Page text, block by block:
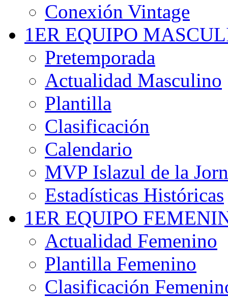
Conexión Vintage
1ER EQUIPO
Pretemporada
Actualidad Masculino
Plantilla
Clasificación
Calendario
MVP Islazul de la
Estadísticas Históricas
1ER EQUIPO
Actualidad Femenino
Plantilla Femenino
Clasificación